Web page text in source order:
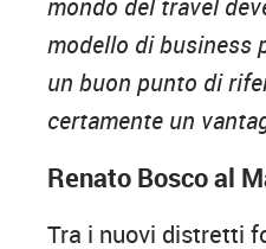
modello di business
un buon punto di
certamente un
Renato Bosco al
Tra i nuovi distretti